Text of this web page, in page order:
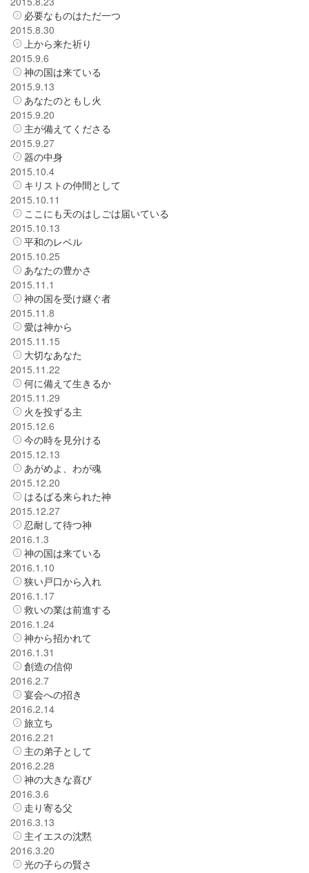
必要なものはただ一つ
2015.8.30
上から来た祈り
2015.9.6
神の国は来ている
2015.9.13
あなたのともし火
2015.9.20
主が備えてくださる
2015.9.27
器の中身
2015.10.4
キリストの仲間として
2015.10.11
ここにも天のはしごは届いている
2015.10.13
平和のレベル
2015.10.25
あなたの豊かさ
2015.11.1
神の国を受け継ぐ者
2015.11.8
愛は神から
2015.11.15
大切なあなた
2015.11.22
何に備えて生きるか
2015.11.29
火を投ずる主
2015.12.6
今の時を見分ける
2015.12.13
あがめよ、わが魂
2015.12.20
はるばる来られた神
2015.12.27
忍耐して待つ神
2016.1.3
神の国は来ている
2016.1.10
狭い戸口から入れ
2016.1.17
救いの業は前進する
2016.1.24
神から招かれて
2016.1.31
創造の信仰
2016.2.7
宴会への招き
2016.2.14
旅立ち
2016.2.21
主の弟子として
2016.2.28
神の大きな喜び
2016.3.6
走り寄る父
2016.3.13
主イエスの沈黙
2016.3.20
光の子らの賢さ